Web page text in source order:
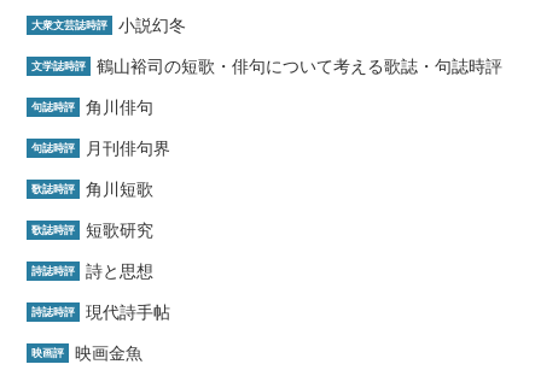
大衆文芸誌時評 小説幻冬
文学誌時評 鶴山裕司の短歌・俳句について考える歌誌・句誌時評
句誌時評 角川俳句
句誌時評 月刊俳句界
歌誌時評 角川短歌
歌誌時評 短歌研究
詩誌時評 詩と思想
詩誌時評 現代詩手帖
映画評 映画金魚